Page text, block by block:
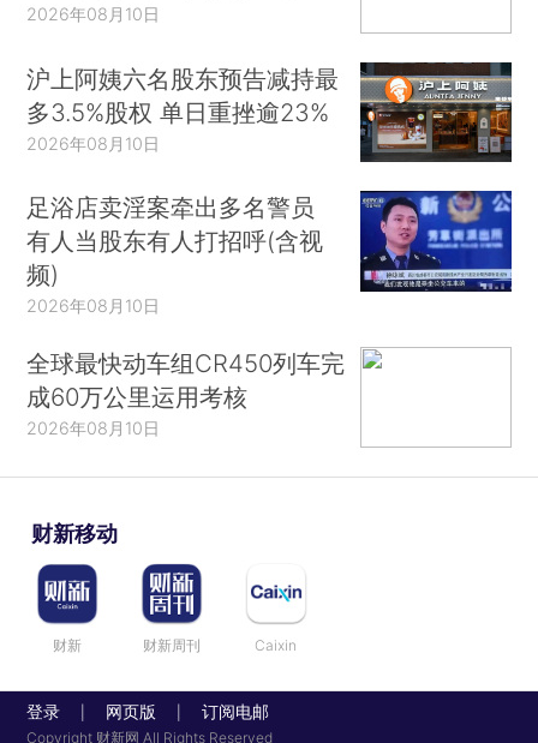
2026年08月10日
沪上阿姨六名股东预告减持最
多3.5%股权 单日重挫逾23%
2026年08月10日
足浴店卖淫案牵出多名警员
有人当股东有人打招呼(含视
频)
2026年08月10日
全球最快动车组CR450列车完
成60万公里运用考核
2026年08月10日
财新移动
财新 财新周刊 Caixin
登录 网页版 订阅电邮
Copyright 财新网 All Rights Reserved